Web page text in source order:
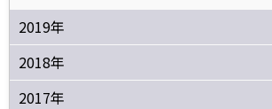
2019年
2018年
2017年